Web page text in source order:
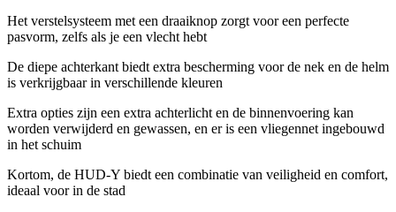
Het verstelsysteem met een draaiknop zorgt voor een perfecte
pasvorm, zelfs als je een vlecht hebt
De diepe achterkant biedt extra bescherming voor de nek en de helm
is verkrijgbaar in verschillende kleuren
Extra opties zijn een extra achterlicht en de binnenvoering kan
worden verwijderd en gewassen, en er is een vliegennet ingebouwd
in het schuim
Kortom, de HUD-Y biedt een combinatie van veiligheid en comfort,
ideaal voor in de stad